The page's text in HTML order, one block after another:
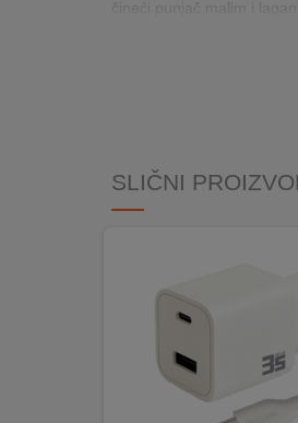
čineći punjač malim i
SLIČNI